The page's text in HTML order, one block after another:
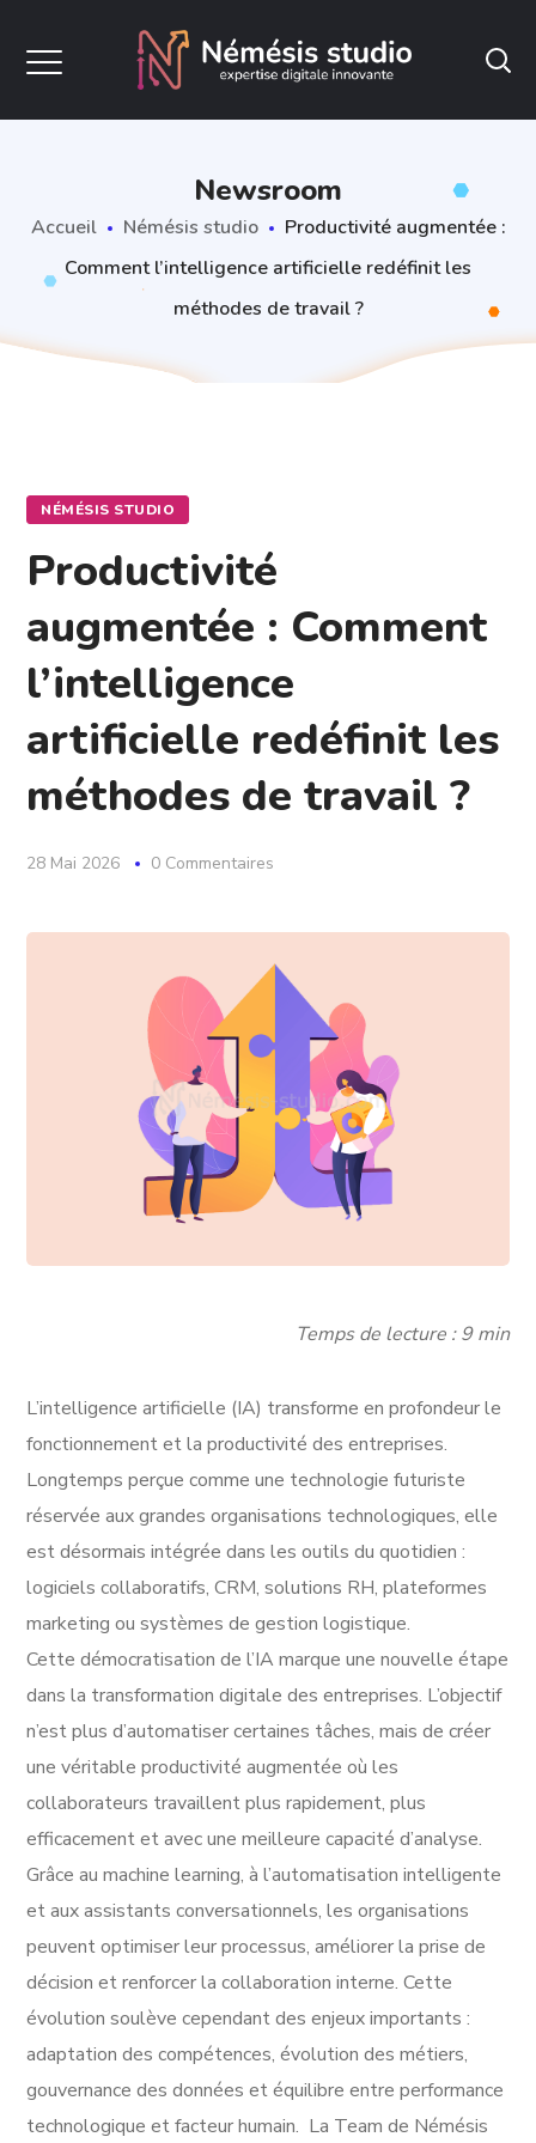
Newsroom
Accueil Némésis studio
Productivité augmentée :
Comment l’intelligence artificielle redéfinit les
méthodes de travail ?
NÉMÉSIS STUDIO
Productivité
augmentée : Comment
l’intelligence
artificielle redéfinit les
méthodes de travail ?
28 Mai 2026 0 Commentaires
Temps de lecture : 9 min
L’intelligence artificielle (IA) transforme en profondeur le
fonctionnement et la productivité des entreprises.
Longtemps perçue comme une technologie futuriste
réservée aux grandes organisations technologiques, elle
est désormais intégrée dans les outils du quotidien :
logiciels collaboratifs, CRM, solutions RH, plateformes
marketing ou systèmes de gestion logistique.
Cette démocratisation de l’IA marque une nouvelle étape
dans la transformation digitale des entreprises. L’objectif
n’est plus d’automatiser certaines tâches, mais de créer
une véritable productivité augmentée où les
collaborateurs travaillent plus rapidement, plus
efficacement et avec une meilleure capacité d’analyse.
Grâce au machine learning, à l’automatisation intelligente
et aux assistants conversationnels, les organisations
peuvent optimiser leur processus, améliorer la prise de
décision et renforcer la collaboration interne. Cette
évolution soulève cependant des enjeux importants :
adaptation des compétences, évolution des métiers,
gouvernance des données et équilibre entre performance
technologique et facteur humain. La Team de Némésis